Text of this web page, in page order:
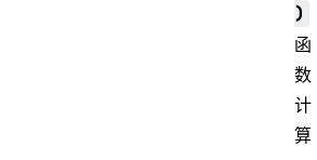
)
函
数
计
算